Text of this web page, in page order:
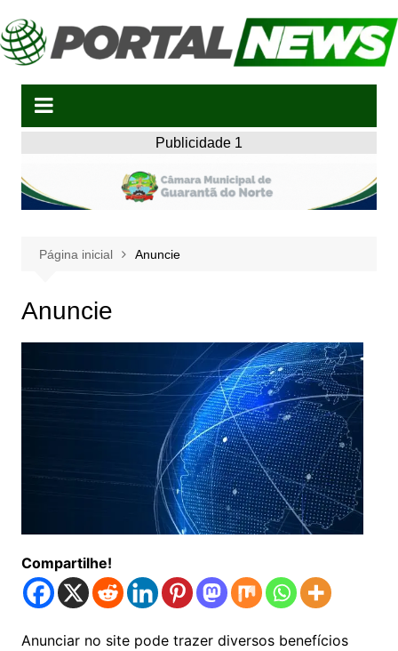
para
o
Publicidade 1
Página inicial Anuncie
Anuncie
Compartilhe!
Anunciar no site pode trazer diversos benefícios